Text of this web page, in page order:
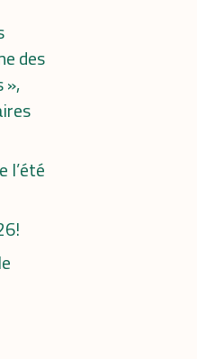
des
»,
l’été